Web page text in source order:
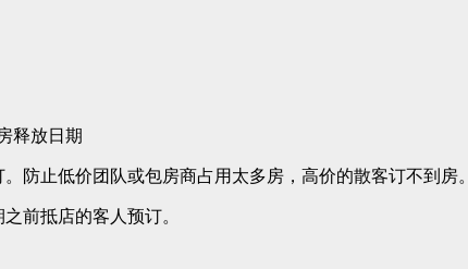
释放日期
防止低价团队或包房商占用太多房，高价的散客订不到房。
前抵店的客人预订。